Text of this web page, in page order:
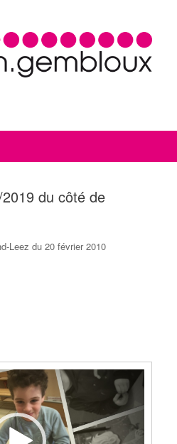
du côté de
Leez du 20 février 2010